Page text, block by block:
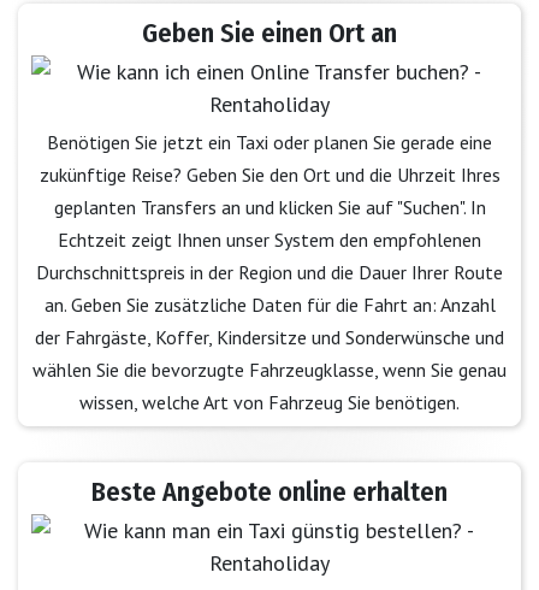
Geben Sie einen Ort an
Benötigen Sie jetzt ein Taxi oder planen Sie gerade eine
zukünftige Reise? Geben Sie den Ort und die Uhrzeit Ihres
geplanten Transfers an und klicken Sie auf "Suchen". In
Echtzeit zeigt Ihnen unser System den empfohlenen
Durchschnittspreis in der Region und die Dauer Ihrer Route
an. Geben Sie zusätzliche Daten für die Fahrt an: Anzahl
der Fahrgäste, Koffer, Kindersitze und Sonderwünsche und
wählen Sie die bevorzugte Fahrzeugklasse, wenn Sie genau
wissen, welche Art von Fahrzeug Sie benötigen.
Beste Angebote online erhalten